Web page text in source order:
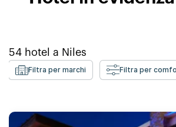
54 hotel a Niles
Filtra per marchi Filtra per